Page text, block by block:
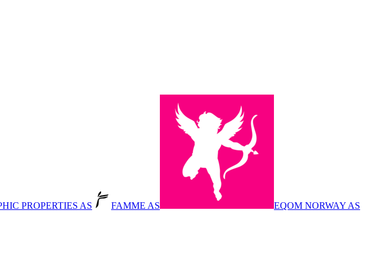
PROPERTIES AS FAMME AS EQOM NORWAY AS